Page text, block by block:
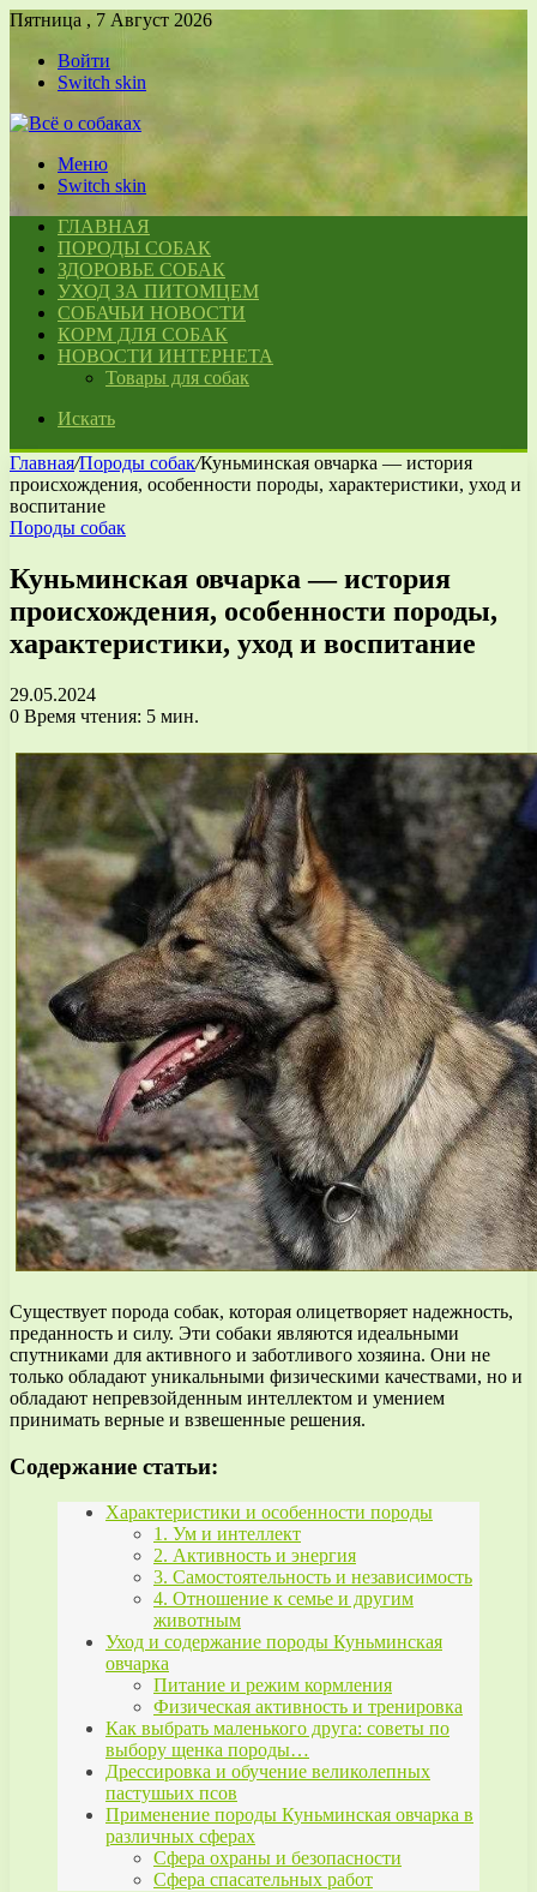
Пятница , 7 Август 2026
Войти
Switch skin
Меню
Switch skin
ГЛАВНАЯ
ПОРОДЫ СОБАК
ЗДОРОВЬЕ СОБАК
УХОД ЗА ПИТОМЦЕМ
СОБАЧЬИ НОВОСТИ
КОРМ ДЛЯ СОБАК
НОВОСТИ ИНТЕРНЕТА
Товары для собак
Искать
Главная/Породы собак/Куньминская овчарка — история
происхождения, особенности породы, характеристики, уход и
воспитание
Породы собак
Куньминская овчарка — история
происхождения, особенности породы,
характеристики, уход и воспитание
29.05.2024
0 Время чтения: 5 мин.
Существует порода собак, которая олицетворяет надежность,
преданность и силу. Эти собаки являются идеальными
спутниками для активного и заботливого хозяина. Они не
только обладают уникальными физическими качествами, но и
обладают непревзойденным интеллектом и умением
принимать верные и взвешенные решения.
Содержание статьи:
Характеристики и особенности породы
1. Ум и интеллект
2. Активность и энергия
3. Самостоятельность и независимость
4. Отношение к семье и другим
животным
Уход и содержание породы Куньминская
овчарка
Питание и режим кормления
Физическая активность и тренировка
Как выбрать маленького друга: советы по
выбору щенка породы…
Дрессировка и обучение великолепных
пастушьих псов
Применение породы Куньминская овчарка в
различных сферах
Сфера охраны и безопасности
Сфера спасательных работ